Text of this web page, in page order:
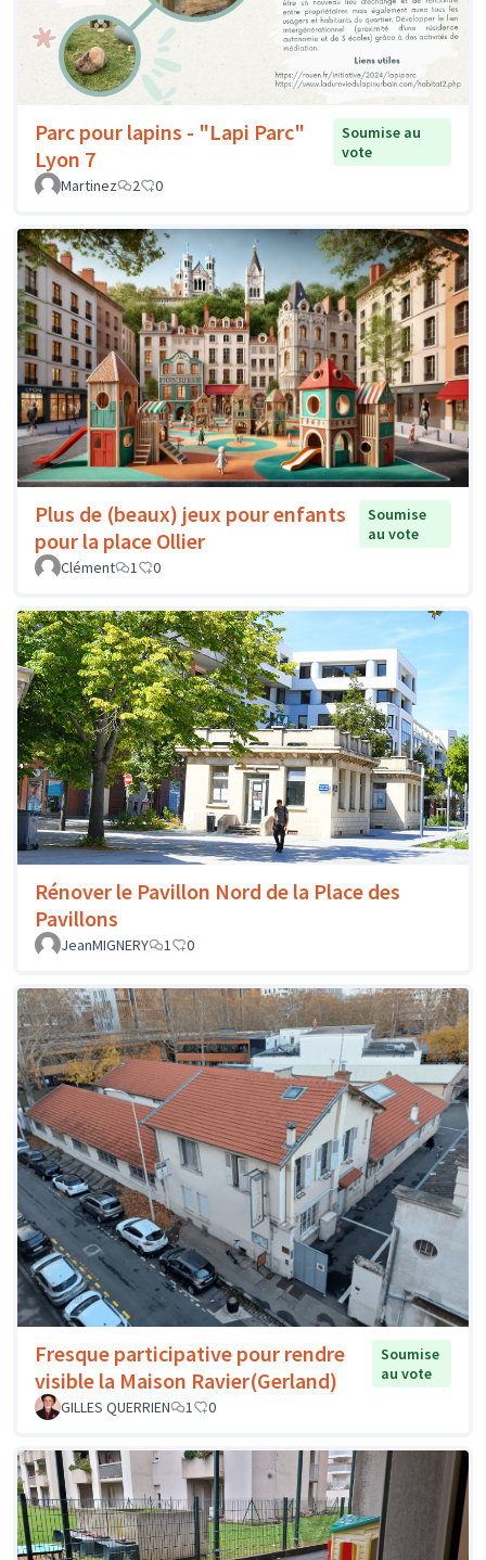
Parc pour lapins - "Lapi Parc"
Lyon 7
Soumise au
vote
Martinez
2 0
Plus de (beaux) jeux pour enfants
pour la place Ollier
Soumise
au vote
Clément
1 0
Rénover le Pavillon Nord de la Place des
Pavillons
JeanMIGNERY 1 0
Fresque participative pour rendre
visible la Maison Ravier(Gerland)
Soumise
au vote
GILLES QUERRIEN
1 0